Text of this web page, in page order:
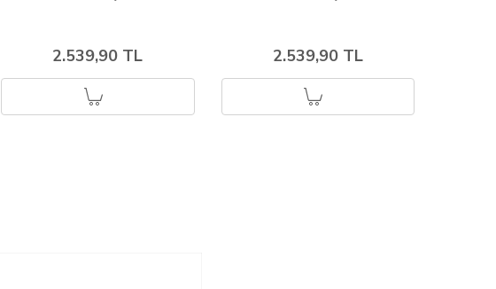
2.539,90 TL 2.539,90 TL